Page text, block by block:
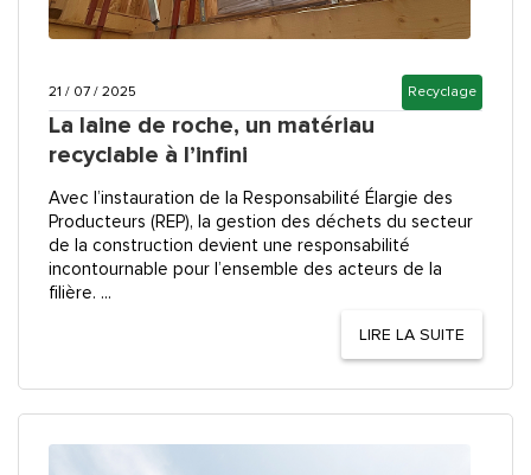
21 / 07 / 2025 Recyclage
La laine de roche, un matériau
recyclable à l’infini
Avec l’instauration de la Responsabilité Élargie des
Producteurs (REP), la gestion des déchets du secteur
de la construction devient une responsabilité
incontournable pour l’ensemble des acteurs de la
filière. ...
LIRE LA SUITE